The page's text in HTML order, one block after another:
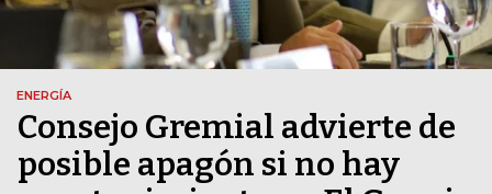
ENERGÍA
Consejo Gremial advierte de
posible apagón si no hay